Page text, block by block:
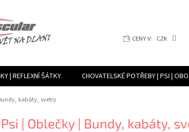
CENY V: CZK
| REFLEXNÍ ŠÁTKY CHOVATELSKÉ POTŘEBY | PSI |
| MLHOVAČE A ROSÍCÍ ZAŘÍZENÍ
kabáty, svetry
| Oblečky | Bundy, kabáty,